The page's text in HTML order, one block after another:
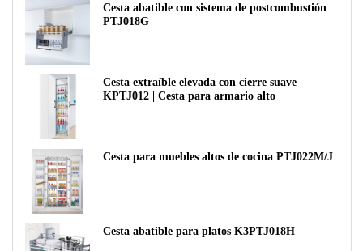
Cesta abatible con sistema de postcombustión
PTJ018G
Cesta extraíble elevada con cierre suave
KPTJ012 | Cesta para armario alto
Cesta para muebles altos de cocina PTJ022M/J
Cesta abatible para platos K3PTJ018H